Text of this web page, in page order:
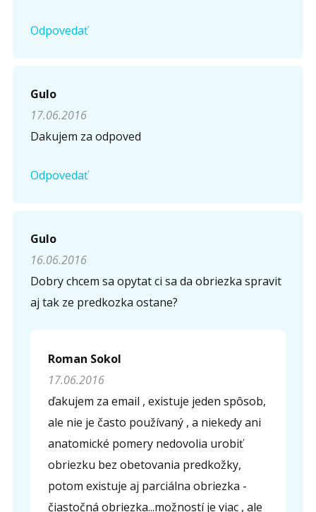
Odpovedať
Gulo
17.06.2016
Dakujem za odpoved
Odpovedať
Gulo
16.06.2016
Dobry chcem sa opytat ci sa da obriezka spravit
aj tak ze predkozka ostane?
Roman Sokol
17.06.2016
ďakujem za email , existuje jeden spôsob,
ale nie je často používaný , a niekedy ani
anatomické pomery nedovolia urobiť
obriezku bez obetovania predkožky,
potom existuje aj parciálna obriezka -
čiastočná obriezka...možností je viac , ale